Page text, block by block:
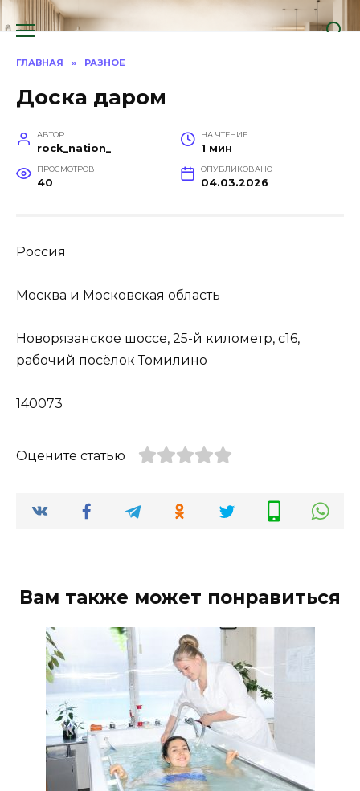
Перейти
к
ГЛАВНАЯ » РАЗНОЕ
Доска даром
АВТОР
rock_nation_
НА ЧТЕНИЕ
1 мин
ПРОСМОТРОВ
40
ОПУБЛИКОВАНО
04.03.2026
Россия
Москва и Московская область
Новорязанское шоссе, 25-й километр, с16,
рабочий посёлок Томилино
140073
Оцените статью
Вам также может понравиться